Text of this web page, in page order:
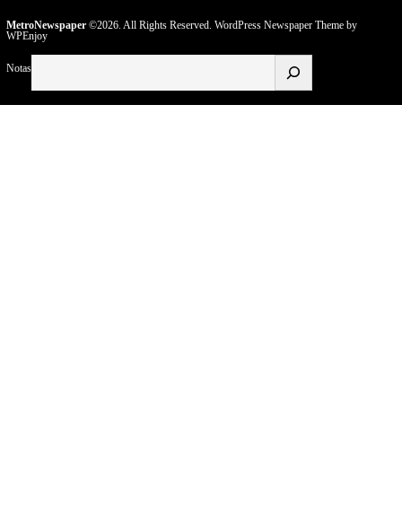
MetroNewspaper©2026. All Rights Reserved. WordPress Newspaper Themeby
WPEnjoy
Notas